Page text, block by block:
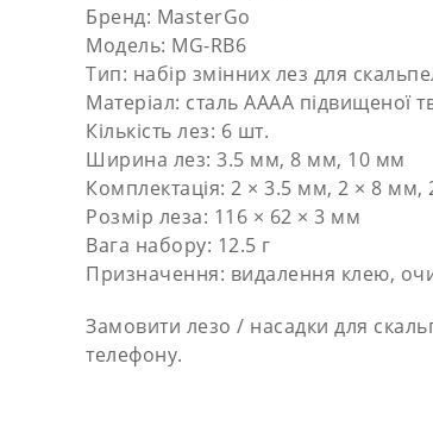
Бренд: MasterGo
Модель: MG-RB6
Тип: набір змінних лез для
Матеріал: сталь AAAA підвищеної
Кількість лез: 6 шт.
Ширина лез: 3.5 мм, 8 мм, 10 мм
Комплектація: 2 × 3.5 мм, 2 × 8 мм,
Розмір леза: 116 × 62 × 3 мм
Вага набору: 12.5 г
Призначення: видалення клею,
Замовити лезо / насадки для
телефону.